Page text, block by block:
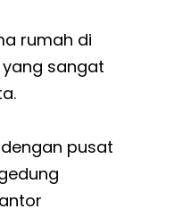
rumah di
sangat
pusat